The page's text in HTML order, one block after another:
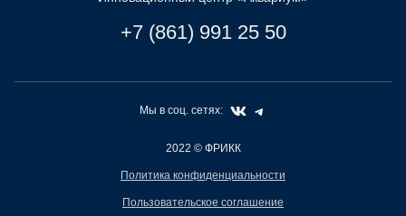
+7 (861) 991 25 50
Мы в соц. сетях:
2022 © ФРИКК
Политика конфиденциальности
Пользовательское соглашение